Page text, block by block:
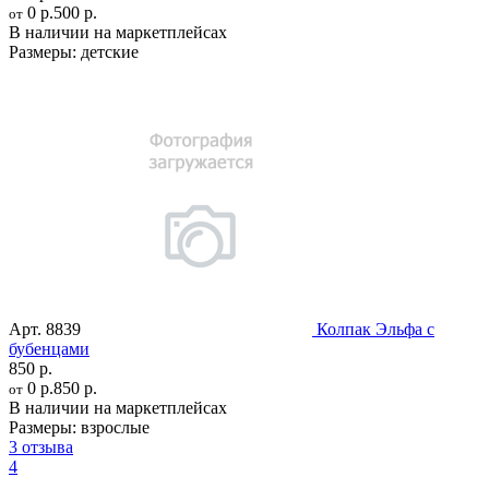
от 0 р.500 р.
В наличии на маркетплейсах
Размеры: детские
Арт. 8839
Колпак Эльфа с
бубенцами
850 р.
от 0 р.850 р.
В наличии на маркетплейсах
Размеры: взрослые
3 отзыва
4